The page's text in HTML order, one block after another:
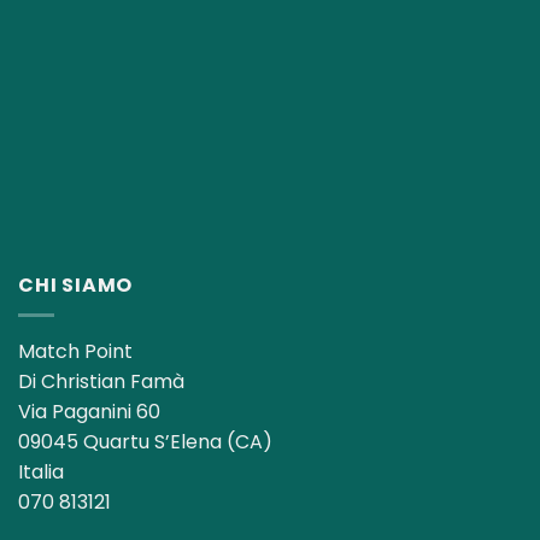
CHI SIAMO
Match Point
Di Christian Famà
Via Paganini 60
09045 Quartu S’Elena (CA)
Italia
070 813121